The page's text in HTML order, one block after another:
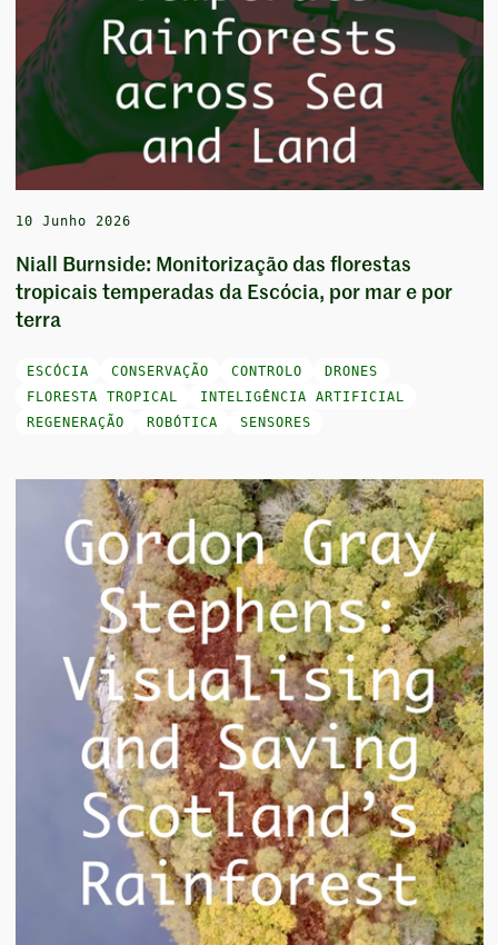
10 Junho 2026
Niall Burnside: Monitorização das florestas
tropicais temperadas da Escócia, por mar e por
terra
ESCÓCIA CONSERVAÇÃO CONTROLO
DRONES
FLORESTA TROPICAL
INTELIGÊNCIA ARTIFICIAL
REGENERAÇÃO
ROBÓTICA SENSORES